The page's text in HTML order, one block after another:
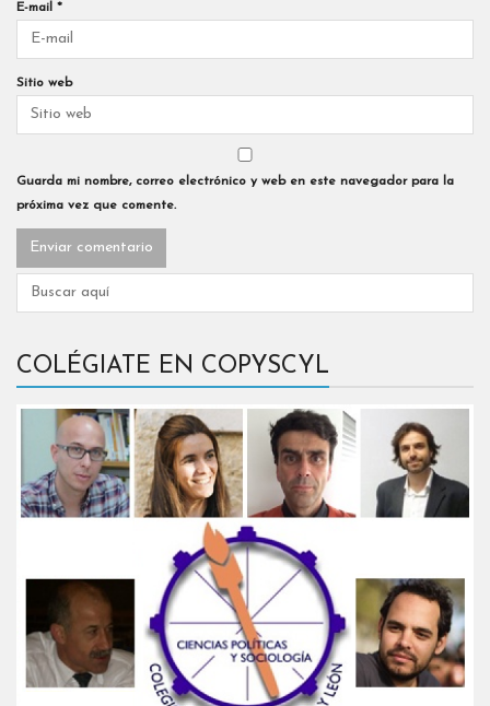
E-mail *
Sitio web
Guarda mi nombre, correo electrónico y web en este navegador para la
próxima vez que comente.
COLÉGIATE EN COPYSCYL